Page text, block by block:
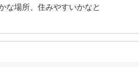
な場所、住みやすいかなと